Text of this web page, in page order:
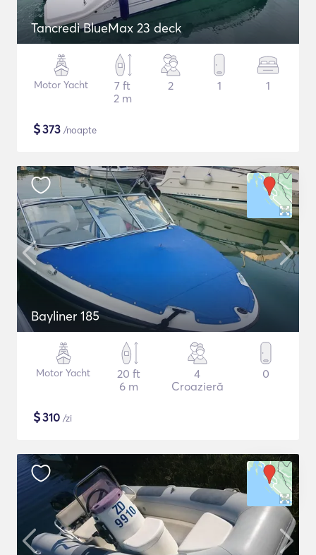
Tancredi BlueMax 23 deck
Motor Yacht
7 ft
2 m
2 1 1
$373 /noapte
Bayliner 185
Motor Yacht
20 ft
6 m
4
Croazieră
0
$310 /zi